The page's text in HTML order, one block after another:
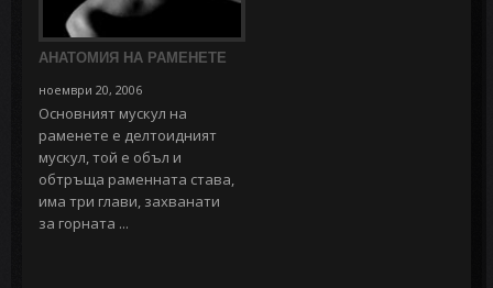
АНАТОМИЯ НА РАМЕНЕТЕ
ноември 20, 2006
Основният мускул на
раменете е делтоидният
мускул, той е объл и
обтръща раменната става,
има три глави, захванати
за горната ...